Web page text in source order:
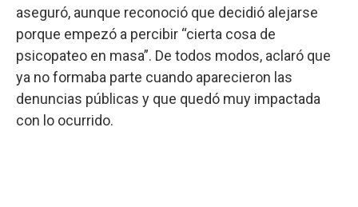
aseguró, aunque reconoció que decidió alejarse
porque empezó a percibir “cierta cosa de
psicopateo en masa”. De todos modos, aclaró que
ya no formaba parte cuando aparecieron las
denuncias públicas y que quedó muy impactada
con lo ocurrido.